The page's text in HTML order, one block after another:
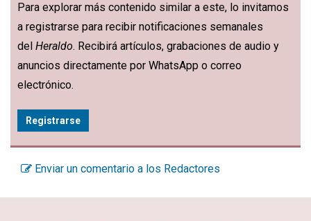
Para explorar más contenido similar a este, lo invitamos
a registrarse para recibir notificaciones semanales
del Heraldo. Recibirá artículos, grabaciones de audio y
anuncios directamente por WhatsApp o correo
electrónico.
Registrarse
Enviar un comentario a los Redactores